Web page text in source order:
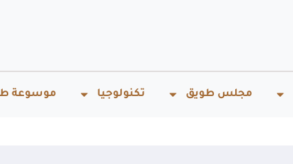
مجلس طويق تكنولوجيا موسوعة